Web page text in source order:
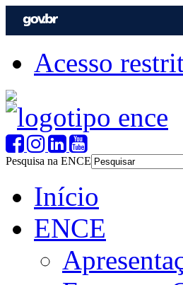
Acesso
Pesquisa na ENCE
Início
ENCE